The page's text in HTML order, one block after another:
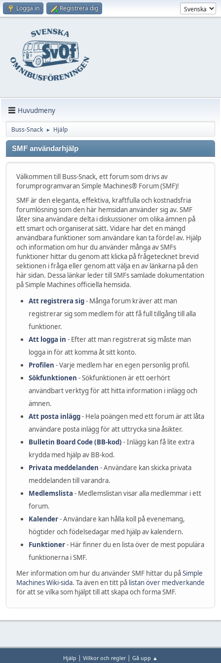
Logga in Registrera dig
Huvudmeny
Buss-Snack ► Hjälp
SMF användarhjälp
Välkommen till Buss-Snack, ett forum som drivs av
forumprogramvaran Simple Machines® Forum (SMF)!
SMF är den eleganta, effektiva, kraftfulla och kostnadsfria
forumlösning som den här hemsidan använder sig av. SMF
låter sina användare delta i diskussioner om olika ämnen på
ett smart och organiserat sätt. Vidare har det en mängd
användbara funktioner som användare kan ta fördel av. Hjälp
och information om hur du använder många av SMFs
funktioner hittar du genom att klicka på frågetecknet brevid
sektionen i fråga eller genom att välja en av länkarna på den
här sidan. Dessa länkar leder till SMFs samlade dokumentation
på Simple Machines officiella hemsida.
Att registrera sig- Många forum kräver att man
registrerar sig som medlem för att få full tillgång till alla
funktioner.
Att logga in - Efter att man registrerat sig måste man
logga in för att komma åt sitt konto.
Profilen - Varje medlem har en egen personlig profil.
Sökfunktionen - Sökfunktionen är ett oerhört
användbart verktyg för att hitta information i inlägg och
ämnen.
Att posta inlägg- Hela poängen med ett forum är att låta
användare posta inlägg för att uttrycka sina åsikter.
Bulletin Board Code (BB-kod) - Inlägg kan få lite extra
krydda med hjälp av BB-kod.
Privata meddelanden - Användare kan skicka privata
meddelanden till varandra.
Medlemslista - Medlemslistan visar alla medlemmar i ett
forum.
Kalender- Användare kan hålla koll på evenemang,
högtider och födelsedagar med hjälp av kalendern.
Funktioner- Här finner du en lista över de mest populära
funktionerna i SMF.
Mer information om hur du använder SMF hittar du påSimple
Machines Wiki-sida. Ta även en titt på listan över medverkande
för att se vilka som hjälpt till att skapa och forma SMF.
Hjälp | Villkor och regler| Gå upp ▲